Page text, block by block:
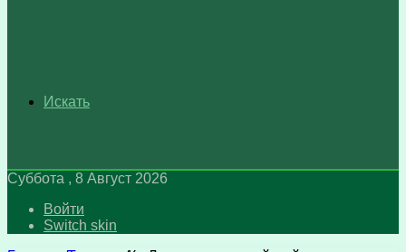
Искать
Суббота , 8 Август 2026
Войти
Switch skin